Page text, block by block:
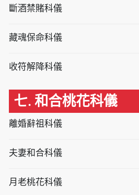
斷酒禁賭科儀
藏魂保命科儀
收符解降科儀
七. 和合桃花科儀
離婚辭祖科儀
夫妻和合科儀
月老桃花科儀